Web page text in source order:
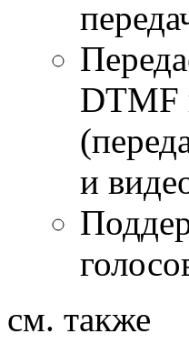
DTMF
и
см. также